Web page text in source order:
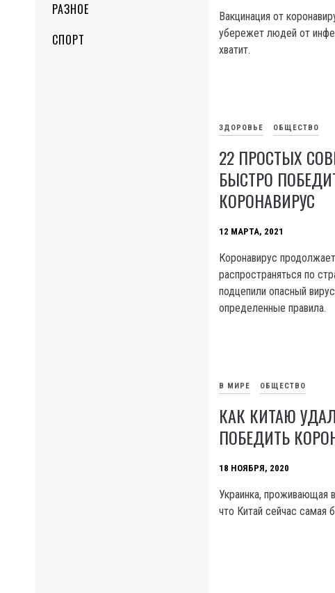
РАЗНОЕ
СПОРТ
Вакцинация от
убережет людей от
хватит.
ЗДОРОВЬЕ ОБЩЕСТВО
22 ПРОСТЫХ
БЫСТРО
КОРОНАВИРУС
12 МАРТА, 2021
Коронавирус
распространяться по
подцепили опасный
определенные правила.
В МИРЕ ОБЩЕСТВО
КАК КИТАЮ
ПОБЕДИТЬ
18 НОЯБРЯ, 2020
Украинка, проживающая
что Китай сейчас самая